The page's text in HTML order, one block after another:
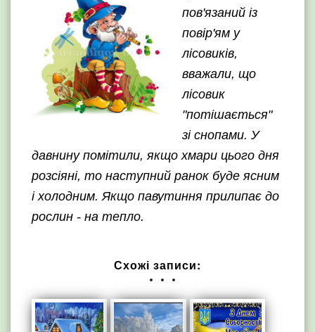
пов'язаний із
повір'ям у
лісовиків,
вважали, що
лісовик
"потішається"
зі снопами. У
давнину помітили, якщо хмари цього дня
розсіяні, то наступний ранок буде ясним
і холодним. Якщо павутиння прилипає до
рослин - на тепло.
Схожі записи: